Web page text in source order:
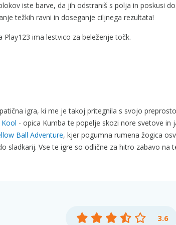
iste barve, da jih odstraniš s polja in poskusi
težkih ravni in doseganje ciljnega rezultata!
Play123 ima lestvico za beleženje točk.
igra, ki me je takoj pritegnila s svojo
- opica Kumba te popelje skozi nore svetove in
Ball Adventure, kjer pogumna rumena žogica
sladkarij. Vse te igre so odlične za hitro zabavo na
3.6